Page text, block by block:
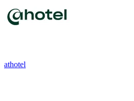
athotel